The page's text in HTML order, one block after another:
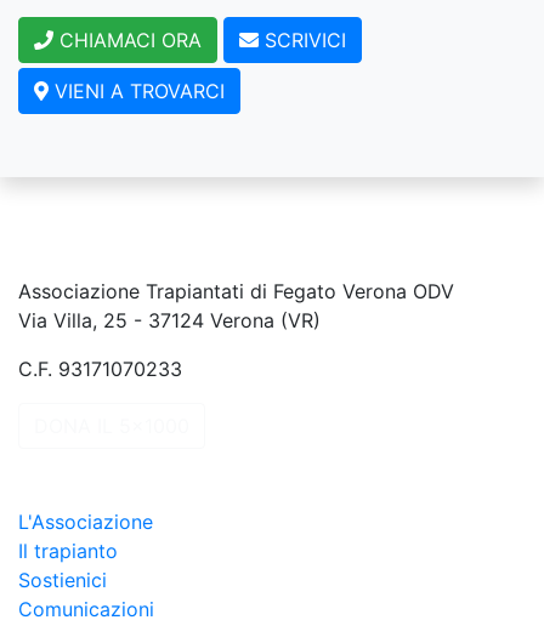
CHIAMACI ORA SCRIVICI
VIENI A TROVARCI
Associazione Trapiantati di Fegato Verona ODV
Via Villa, 25 - 37124 Verona (VR)
C.F. 93171070233
L'Associazione
Il trapianto
Sostienici
Comunicazioni